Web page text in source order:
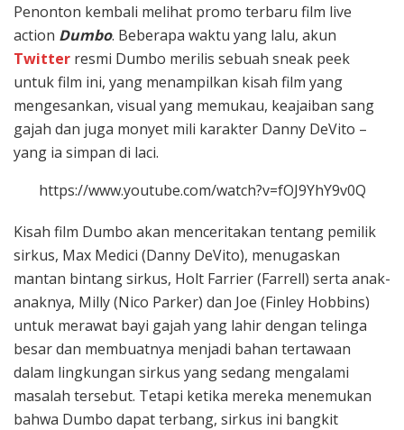
Penonton kembali melihat promo terbaru film live
action Dumbo. Beberapa waktu yang lalu, akun
Twitter resmi Dumbo merilis sebuah sneak peek
untuk film ini, yang menampilkan kisah film yang
mengesankan, visual yang memukau, keajaiban sang
gajah dan juga monyet mili karakter Danny DeVito –
yang ia simpan di laci.
https://www.youtube.com/watch?v=fOJ9YhY9v0Q
Kisah film Dumbo akan menceritakan tentang pemilik
sirkus, Max Medici (Danny DeVito), menugaskan
mantan bintang sirkus, Holt Farrier (Farrell) serta anak-
anaknya, Milly (Nico Parker) dan Joe (Finley Hobbins)
untuk merawat bayi gajah yang lahir dengan telinga
besar dan membuatnya menjadi bahan tertawaan
dalam lingkungan sirkus yang sedang mengalami
masalah tersebut. Tetapi ketika mereka menemukan
bahwa Dumbo dapat terbang, sirkus ini bangkit